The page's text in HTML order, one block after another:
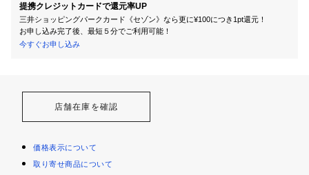
提携クレジットカードで還元率UP
三井ショッピングパークカード《セゾン》なら更に¥100につき1pt還元！
お申し込み完了後、最短５分でご利用可能！
今すぐお申し込み
店舗在庫を確認
価格表示について
取り寄せ商品について